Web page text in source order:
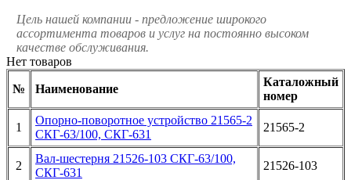
Цель нашей компании - предложение широкого
ассортимента товаров и услуг на постоянно высоком
качестве обслуживания.
Нет товаров
№ Наименование
Каталожный
номер
1
Опорно-поворотное устройство 21565-2
СКГ-63/100, СКГ-631
21565-2
2
Вал-шестерня 21526-103 СКГ-63/100,
СКГ-631
21526-103